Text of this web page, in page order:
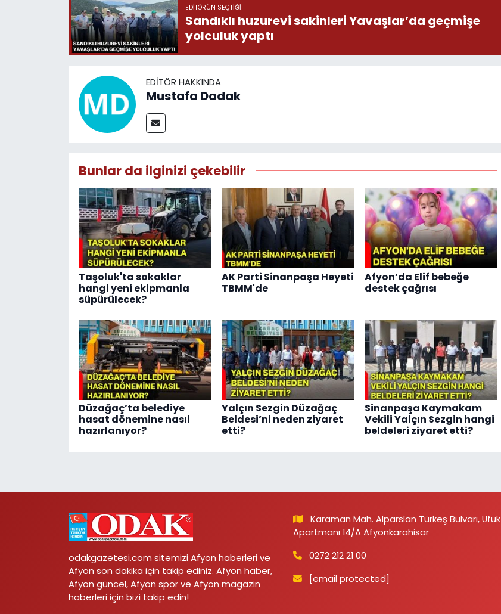
EDITÖRÜN SEÇTIĞI
Sandıklı huzurevi sakinleri Yavaşlar’da geçmişe
yolculuk yaptı
EDITÖR HAKKINDA
Mustafa Dadak
Bunlar da ilginizi çekebilir
Taşoluk'ta sokaklar
hangi yeni ekipmanla
süpürülecek?
AK Parti Sinanpaşa Heyeti
TBMM'de
Afyon’da Elif bebeğe
destek çağrısı
Düzağaç’ta belediye
hasat dönemine nasıl
hazırlanıyor?
Yalçın Sezgin Düzağaç
Beldesi’ni neden ziyaret
etti?
Sinanpaşa Kaymakam
Vekili Yalçın Sezgin hangi
beldeleri ziyaret etti?
odakgazetesi.com sitemizi Afyon haberleri ve
Afyon son dakika için takip ediniz. Afyon haber,
Afyon güncel, Afyon spor ve Afyon magazin
haberleri için bizi takip edin!
Karaman Mah. Alparslan Türkeş Bulvarı, Ufuk
Apartmanı 14/A Afyonkarahisar
0272 212 21 00
[email protected]